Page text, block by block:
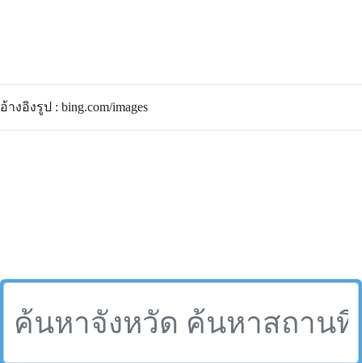
อ้างอิงรูป : bing.com/images